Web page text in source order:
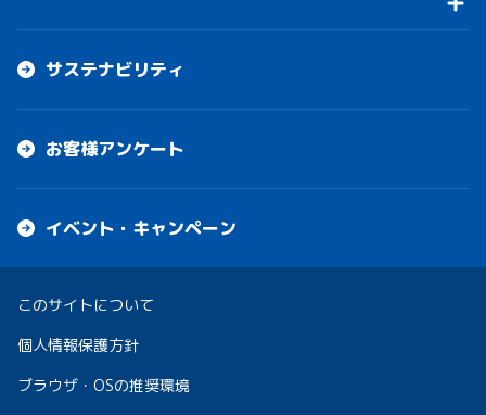
サステナビリティ
お客様アンケート
イベント・キャンペーン
このサイトについて
個人情報保護方針
ブラウザ・OSの推奨環境